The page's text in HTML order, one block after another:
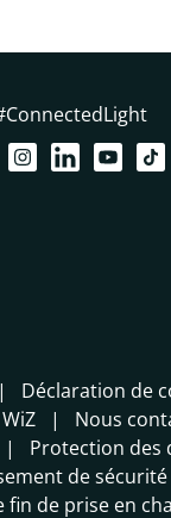
Déclaration de
Nous
Protection des
de sécurité
fin de prise en